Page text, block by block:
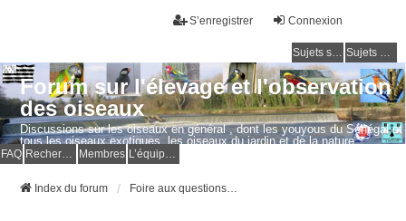
Connexion
S’enregistrer
Sujets sans réponse Sujets actifs
Forum sur l'élevage et l'observation
des oiseaux
Discussions sur les oiseaux en général , dont les youyous du Sénégal et
tous les oiseaux exotiques, les oiseaux du jardin et de la nature.
Questions, photos, expériences.
FAQ Membres
Index du forum